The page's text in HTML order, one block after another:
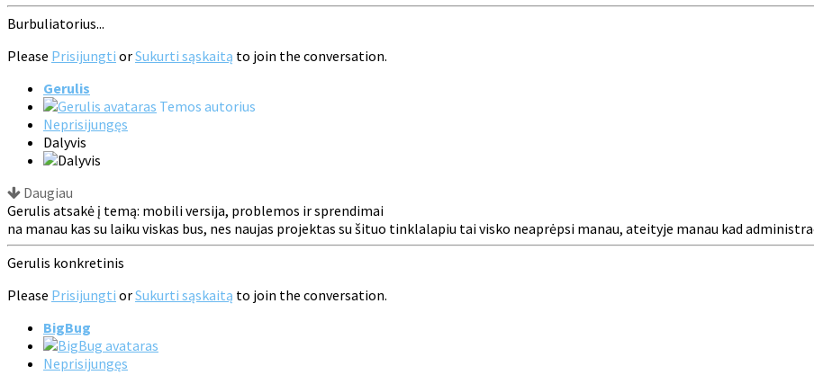
Burbuliatorius...
Please Prisijungti orSukurti sąskaitą to join the conversation.
Gerulis
Temos autorius
Neprisijungęs
Dalyvis
Daugiau
Gerulis atsakė į temą: mobili versija, problemos ir sprendimai
na manau kas su laiku viskas bus, nes naujas projektas su šituo tinklalapiu tai visko neaprėpsi manau, ateityje manau kad
Gerulis konkretinis
Please Prisijungti orSukurti sąskaitą to join the conversation.
BigBug
Neprisijungęs